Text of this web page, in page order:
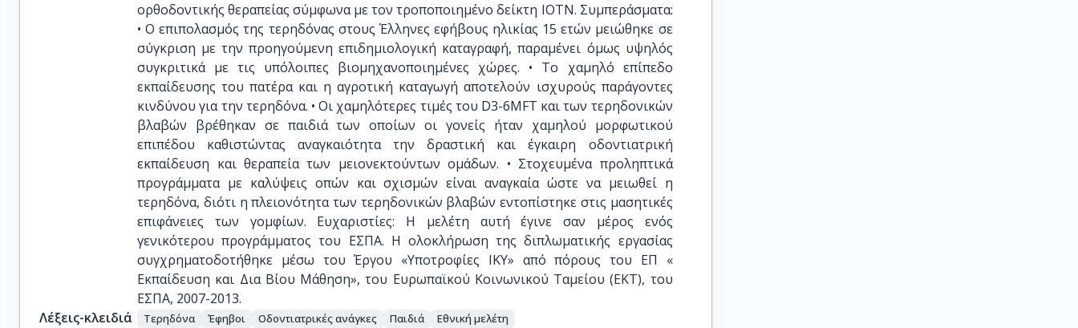
ορθοδοντικής θεραπείας σύμφωνα με τον τροποποιημένο δείκτη IOTN. Συμπεράσματα:
• Ο επιπολασμός της τερηδόνας στους Έλληνες εφήβους ηλικίας 15 ετών μειώθηκε σε
σύγκριση με την προηγούμενη επιδημιολογική καταγραφή, παραμένει όμως υψηλός
συγκριτικά με τις υπόλοιπες βιομηχανοποιημένες χώρες. • Το χαμηλό επίπεδο
εκπαίδευσης του πατέρα και η αγροτική καταγωγή αποτελούν ισχυρούς παράγοντες
κινδύνου για την τερηδόνα. • Οι χαμηλότερες τιμές του D3-6MFT και των τερηδονικών
βλαβών βρέθηκαν σε παιδιά των οποίων οι γονείς ήταν χαμηλού μορφωτικού
επιπέδου καθιστώντας αναγκαιότητα την δραστική και έγκαιρη οδοντιατρική
εκπαίδευση και θεραπεία των μειονεκτούντων ομάδων. • Στοχευμένα προληπτικά
προγράμματα με καλύψεις οπών και σχισμών είναι αναγκαία ώστε να μειωθεί η
τερηδόνα, διότι η πλειονότητα των τερηδονικών βλαβών εντοπίστηκε στις μασητικές
επιφάνειες των γομφίων. Ευχαριστίες: Η μελέτη αυτή έγινε σαν μέρος ενός
γενικότερου προγράμματος του ΕΣΠΑ. Η ολοκλήρωση της διπλωματικής εργασίας
συγχρηματοδοτήθηκε μέσω του Έργου «Υποτροφίες ΙΚΥ» από πόρους του ΕΠ «
Εκπαίδευση και Δια Βίου Μάθηση», του Ευρωπαϊκού Κοινωνικού Ταμείου (ΕΚΤ), του
ΕΣΠΑ, 2007-2013.
Λέξεις-κλειδιά
Τερηδόνα Έφηβοι Οδοντιατρικές ανάγκες Παιδιά Εθνική μελέτη